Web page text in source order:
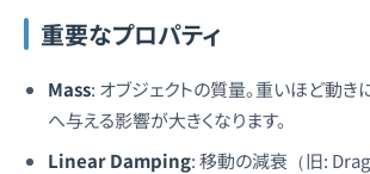
重要なプロパティ
Mass: オブジェクトの質量。重いほど動き
へ与える影響が大きくなります。
Linear Damping: 移動の減衰（旧: